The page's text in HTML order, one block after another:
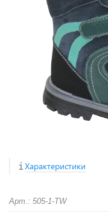
Характеристики
Арт.: 505-1-TW